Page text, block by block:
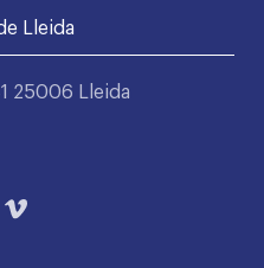
Lleida
25006 Lleida